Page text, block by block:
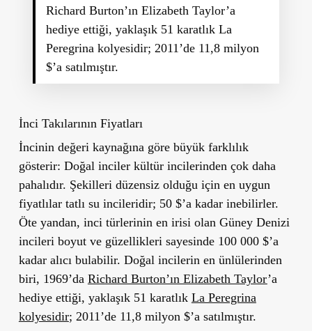
Richard Burton’ın Elizabeth Taylor’a
hediye ettiği, yaklaşık 51 karatlık La
Peregrina kolyesidir; 2011’de 11,8 milyon
$’a satılmıştır.
İnci Takılarının Fiyatları
İncinin değeri kaynağına göre büyük farklılık
gösterir: Doğal inciler kültür incilerinden çok daha
pahalıdır. Şekilleri düzensiz olduğu için en uygun
fiyatlılar tatlı su incileridir; 50 $’a kadar inebilirler.
Öte yandan, inci türlerinin en irisi olan Güney Denizi
incileri boyut ve güzellikleri sayesinde 100 000 $’a
kadar alıcı bulabilir. Doğal incilerin en ünlülerinden
biri, 1969’da Richard Burton’ın Elizabeth Taylor’a
hediye ettiği, yaklaşık 51 karatlık La Peregrina
kolyesidir; 2011’de 11,8 milyon $’a satılmıştır.